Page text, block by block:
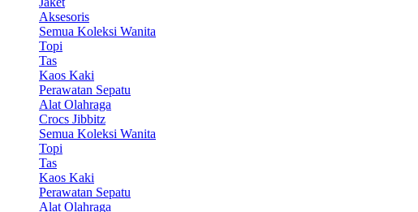
Aksesoris
Semua Koleksi Wanita
Topi
Tas
Kaos Kaki
Perawatan Sepatu
Alat Olahraga
Crocs Jibbitz
Semua Koleksi Wanita
Topi
Tas
Kaos Kaki
Perawatan Sepatu
Alat Olahraga